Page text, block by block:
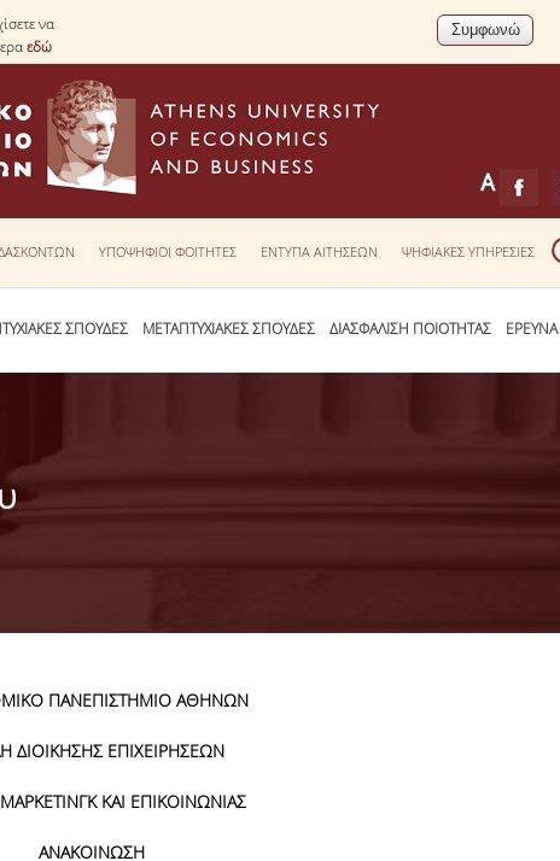
να
εδώ
ΥΠΟΨΗΦΙΟΙ ΦΟΙΤΗΤΕΣ ΕΝΤΥΠΑ ΑΙΤΗΣΕΩΝ ΨΗΦΙΑΚΕΣ ΥΠΗΡΕΣΙΕΣ
ΣΠΟΥΔΕΣ ΜΕΤΑΠΤΥΧΙΑΚΕΣ ΣΠΟΥΔΕΣ ΔΙΑΣΦΑΛΙΣΗ ΠΟΙΟΤΗΤΑΣ ΕΡΕΥΝΑ
ΠΑΝΕΠΙΣΤΗΜΙΟ ΑΘΗΝΩΝ
ΔΙΟΙΚΗΣΗΣ ΕΠΙΧΕΙΡΗΣΕΩΝ
ΚΑΙ ΕΠΙΚΟΙΝΩΝΙΑΣ
ΑΝΑΚΟΙΝΩΣΗ